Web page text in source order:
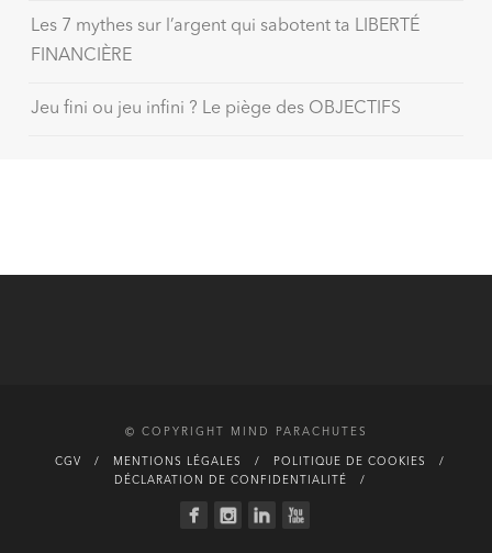
Les 7 mythes sur l’argent qui sabotent ta LIBERTÉ
FINANCIÈRE
Jeu fini ou jeu infini ? Le piège des OBJECTIFS
© COPYRIGHT MIND PARACHUTES
CGV MENTIONS LÉGALES
POLITIQUE DE COOKIES
DÉCLARATION DE CONFIDENTIALITÉ